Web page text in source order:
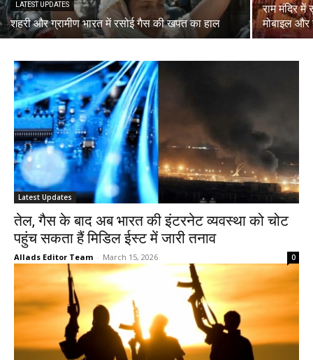
LATEST UPDATES
शहरी और ग्रामीण भारत में रसोई गैस की खपत का हाल
राम मंदिर में
मोबाइल और
Latest Updates
तेल, गैस के बाद अब भारत की इंटरनेट व्यवस्था को चोट
पहुंच सकता हैं मिडिल ईस्ट में जारी तनाव
Allads Editor Team - March 15, 2026 0